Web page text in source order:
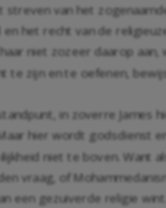
van het
het recht van de
niet zozeer daarop
te zijn en te oefenen,
in zoverre James
hier wordt godsdienst
niet te boven. Want
vraag, of
een gezuiverde religie